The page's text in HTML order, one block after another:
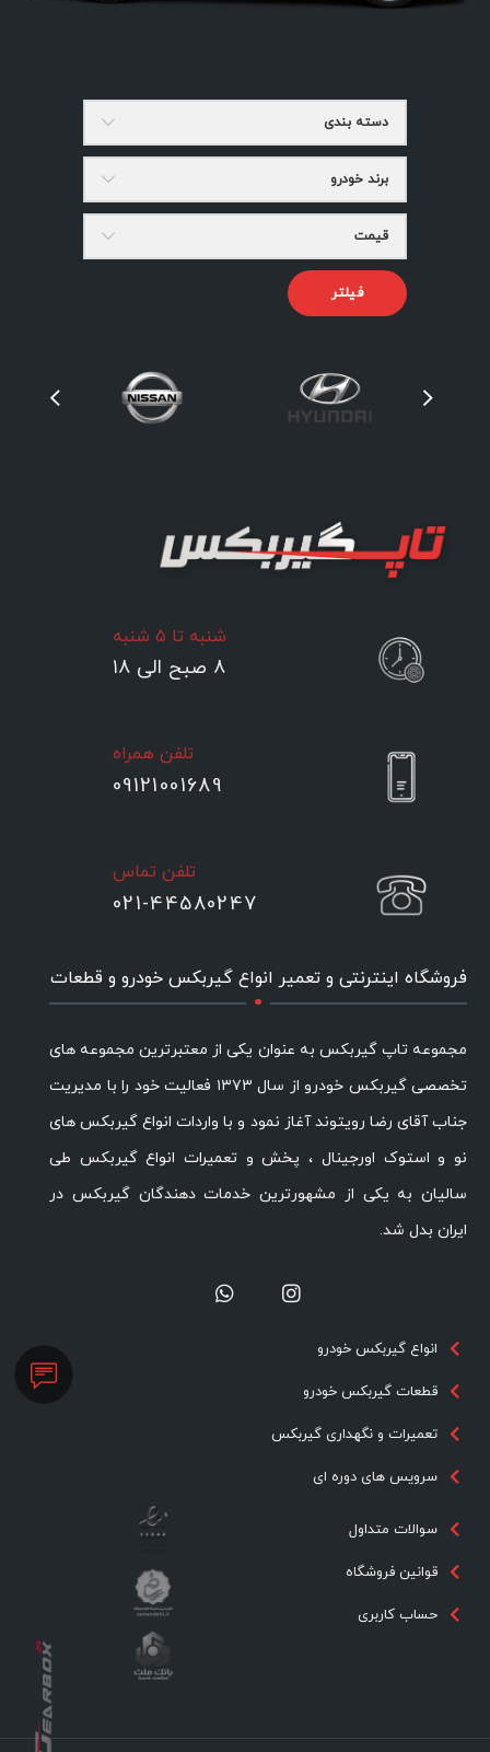
دسته بندی
برند خودرو
قیمت
فیلتر
شنبه تا ۵ شنبه
۸ صبح الی ۱۸
تلفن همراه
09121001689
تلفن تماس
021-44580247
فروشگاه اینترنتی و تعمیر انواع گیربکس خودرو و قطعات
.
مجموعه تاپ گیربکس به عنوان یکی از معتبرترین مجموعه های
تخصصی گیربکس خودرو از سال ۱۳۷۳ فعالیت خود را با مدیریت
جناب آقای رضا رویتوند آغاز نمود و با واردات انواع گیربکس های
نو و استوک اورجینال ، پخش و تعمیرات انواع گیربکس طی
سالیان به یکی از مشهورترین خدمات دهندگان گیربکس در
ایران بدل شد.
انواع گیربکس خودرو
قطعات گیربکس خودرو
تعمیرات و نگهداری گیربکس
سرویس های دوره ای
سوالات متداول
قوانین فروشگاه
حساب کاربری